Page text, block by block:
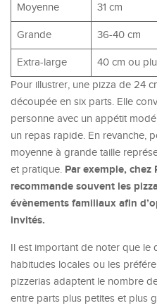
Moyenne 31 cm
Grande 36-40 cm
Extra-large 40 cm ou
Pour illustrer, une pizza de 24
découpée en six parts. Elle
personne avec un appétit
un repas rapide. En revanche,
moyenne à grande taille
et pratique. Par exemple, chez
recommande souvent les
évènements familiaux afin
invités.
Il est important de noter que le
habitudes locales ou les
pizzerias adaptent le nombre
entre parts plus petites et plus